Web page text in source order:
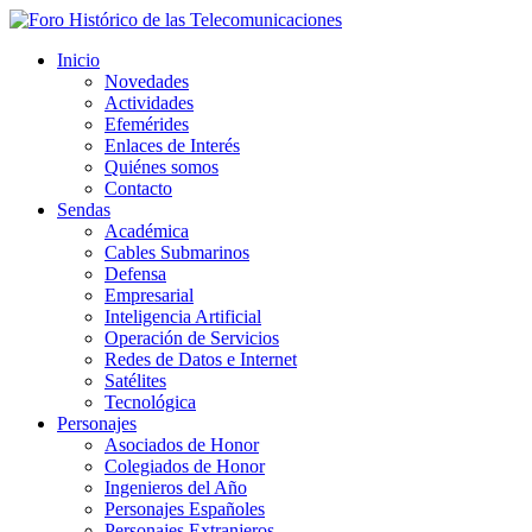
Inicio
Novedades
Actividades
Efemérides
Enlaces de Interés
Quiénes somos
Contacto
Sendas
Académica
Cables Submarinos
Defensa
Empresarial
Inteligencia Artificial
Operación de Servicios
Redes de Datos e Internet
Satélites
Tecnológica
Personajes
Asociados de Honor
Colegiados de Honor
Ingenieros del Año
Personajes Españoles